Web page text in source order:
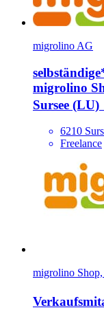
migrolino AG
migrolino
Sursee (LU)
6210
Freelance
migrolino